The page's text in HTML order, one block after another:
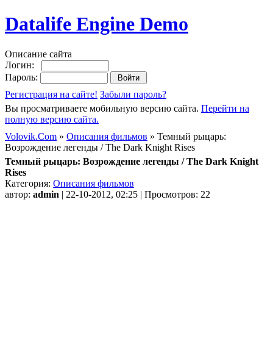
Datalife Engine Demo
Описание сайта
Логин:
Пароль:
Регистрация на сайте! Забыли пароль?
Вы просматриваете мобильную версию сайта. Перейти на
полную версию сайта.
Volovik.Com » Описания фильмов » Темный рыцарь:
Возрождение легенды / The Dark Knight Rises
Темный рыцарь: Возрождение легенды / The Dark Knight
Rises
Категория: Описания фильмов
автор: admin | 22-10-2012, 02:25 | Просмотров: 22